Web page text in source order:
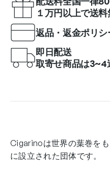
１万円以上で送
返品・返金ポリシ
即日配送
取寄せ商品は3~4
Cigarinoは世界の葉巻を
に設立された団体です。